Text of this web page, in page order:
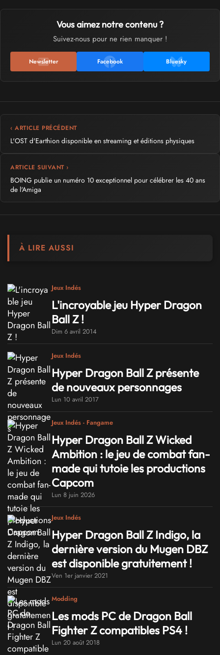
Vous aimez notre contenu ?
Suivez-nous pour ne rien manquer !
Newsletter Facebook Bluesky
‹ ARTICLE PRÉCÉDENT
L'OST d'Earthion disponible en streaming et éditions physiques
ARTICLE SUIVANT ›
BOING publie un numéro 10 exceptionnel pour célébrer les 40 ans
de l'Amiga
À LIRE AUSSI
Jeux Indés
L'incroyable jeu Hyper Dragon
Ball Z !
Dim 6 avril 2014
Jeux Indés
Hyper Dragon Ball Z présente
de nouveaux personnages
Lun 10 avril 2017
Jeux Indés - Fangame
Hyper Dragon Ball Z Wicked
Ambition : le jeu de combat fan-
made qui tutoie les productions
Capcom
Lun 8 juin 2026
Jeux Indés
Hyper Dragon Ball Z Indigo, la
dernière version du Mugen DBZ
est disponible gratuitement !
Ven 1er janvier 2021
Modding
Les mods PC de Dragon Ball
Fighter Z compatibles PS4 !
Lun 20 août 2018